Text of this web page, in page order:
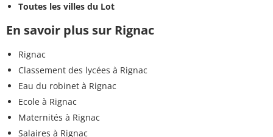
Toutes les villes du Lot
En savoir plus sur Rignac
Rignac
Classement des lycées à Rignac
Eau du robinet à Rignac
Ecole à Rignac
Maternités à Rignac
Salaires à Rignac